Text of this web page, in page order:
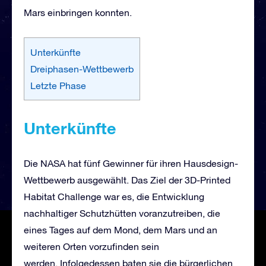
Mars einbringen konnten.
Unterkünfte
Dreiphasen-Wettbewerb
Letzte Phase
Unterkünfte
Die NASA hat fünf Gewinner für ihren Hausdesign-
Wettbewerb ausgewählt. Das Ziel der 3D-Printed
Habitat Challenge war es, die Entwicklung
nachhaltiger Schutzhütten voranzutreiben, die
eines Tages auf dem Mond, dem Mars und an
weiteren Orten vorzufinden sein
werden. Infolgedessen baten sie die bürgerlichen